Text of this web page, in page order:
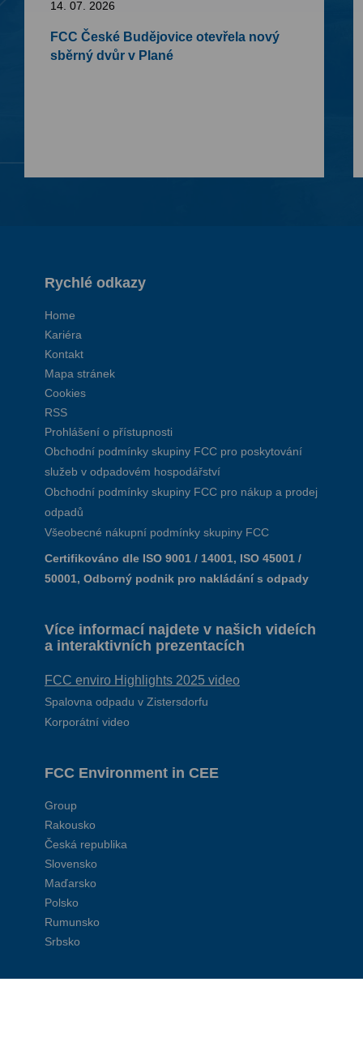
14. 07. 2026
FCC České Budějovice otevřela nový
sběrný dvůr v Plané
Rychlé odkazy
Home
Kariéra
Kontakt
Mapa stránek
Cookies
RSS
Prohlášení o přístupnosti
Obchodní podmínky skupiny FCC pro poskytování
služeb v odpadovém hospodářství
Obchodní podmínky skupiny FCC pro nákup a prodej
odpadů
Všeobecné nákupní podmínky skupiny FCC
Certifikováno dle ISO 9001 / 14001, ISO 45001 /
50001, Odborný podnik pro nakládání s odpady
Více informací najdete v našich videích
a interaktivních prezentacích
FCC enviro Highlights 2025 video
Spalovna odpadu v Zistersdorfu
Korporátní video
FCC Environment in CEE
Group
Rakousko
Česká republika
Slovensko
Maďarsko
Polsko
Rumunsko
Srbsko